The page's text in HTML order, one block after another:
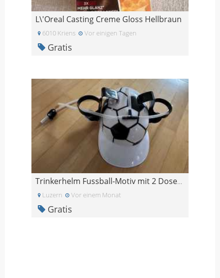
L\'Oreal Casting Creme Gloss Hellbraun
6010 Kriens Vor einigen Tagen
Gratis
Trinkerhelm Fussball-Motiv mit 2 Dosenhalter
Luzern Vor einem Monat
Gratis